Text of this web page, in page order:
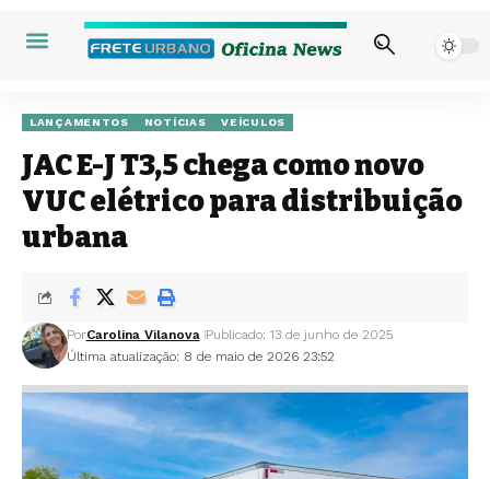
LANÇAMENTOS NOTÍCIAS VEÍCULOS
JAC E-J T3,5 chega como novo
VUC elétrico para distribuição
urbana
Última atualização: 8 de maio de 2026 23:52
PorCarolina Vilanova Publicado: 13 de junho de 2025